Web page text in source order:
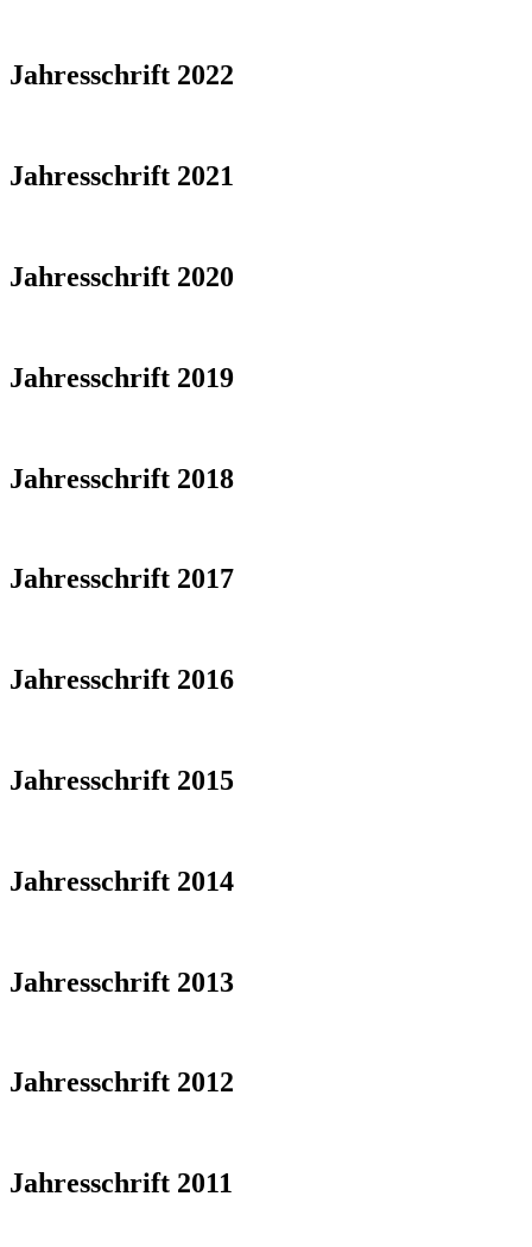
Jahresschrift 2022
Jahresschrift 2021
Jahresschrift 2020
Jahresschrift 2019
Jahresschrift 2018
Jahresschrift 2017
Jahresschrift 2016
Jahresschrift 2015
Jahresschrift 2014
Jahresschrift 2013
Jahresschrift 2012
Jahresschrift 2011